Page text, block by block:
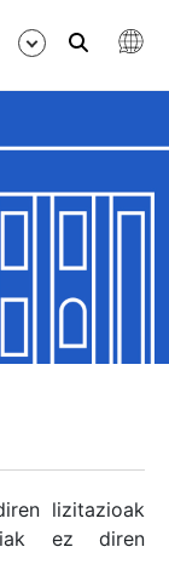
lizitazioak
ez diren